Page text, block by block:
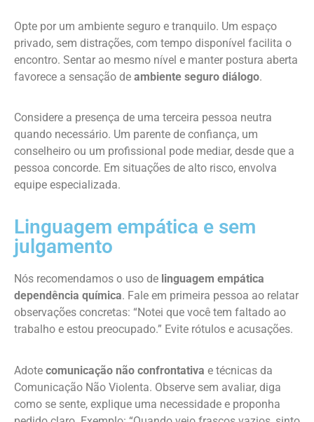
Opte por um ambiente seguro e tranquilo. Um espaço
privado, sem distrações, com tempo disponível facilita o
encontro. Sentar ao mesmo nível e manter postura aberta
favorece a sensação de ambiente seguro diálogo.
Considere a presença de uma terceira pessoa neutra
quando necessário. Um parente de confiança, um
conselheiro ou um profissional pode mediar, desde que a
pessoa concorde. Em situações de alto risco, envolva
equipe especializada.
Linguagem empática e sem
julgamento
Nós recomendamos o uso de linguagem empática
dependência química. Fale em primeira pessoa ao relatar
observações concretas: “Notei que você tem faltado ao
trabalho e estou preocupado.” Evite rótulos e acusações.
Adote comunicação não confrontativa e técnicas da
Comunicação Não Violenta. Observe sem avaliar, diga
como se sente, explique uma necessidade e proponha